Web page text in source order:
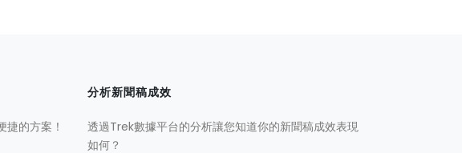
的方案！
分析新聞稿成效
透過Trek數據平台的分析讓您知道你的新聞稿成效表現
如何？